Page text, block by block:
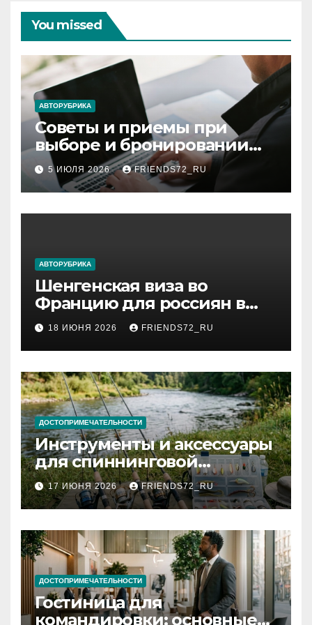
You missed
АВТОРУБРИКА
Советы и приемы при
выборе и бронировании
авиабилетов
5 ИЮЛЯ 2026 FRIENDS72_RU
АВТОРУБРИКА
Шенгенская виза во
Францию для россиян в
2026 году: сроки от 3 дней
и список необходимых
документов
18 ИЮНЯ 2026 FRIENDS72_RU
ДОСТОПРИМЕЧАТЕЛЬНОСТИ
Инструменты и аксессуары
для спиннинговой
рыбалки: назначение и
типы
17 ИЮНЯ 2026 FRIENDS72_RU
ДОСТОПРИМЕЧАТЕЛЬНОСТИ
Гостиница для
командировки: основные